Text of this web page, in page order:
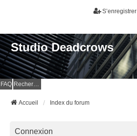
S’enregistrer
Studio Deadcrows
FAQ Rechercher
Accueil Index du forum
Connexion